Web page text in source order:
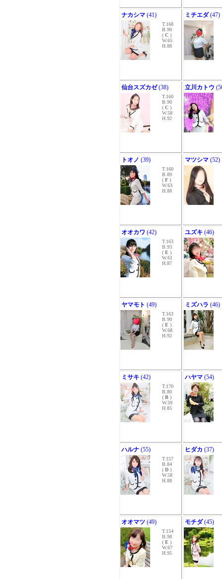
ナカシマ (41)
T.168
B.90
( C )
W.65
H.88
ミチエダ(47)
仙台スズカゼ(38)
T.160
B.90
( C )
W.58
H.92
立川カトウ
トオノ (39)
T.160
B.89
( F )
W.63
H.88
マツシマ (52)
オオカワ (42)
T.163
B.93
( E )
W.61
H.87
ユズキ (46)
ヤマモト (49)
T.163
B.90
( E )
W.68
H.92
ミズハラ (46)
ミサキ (42)
T.170
B.80
( B )
W.59
H.85
ハヤマ (54)
ハルナ (55)
T.157
B.84
( D )
W.58
H.88
ヒダカ (37)
オオマツ (49)
T.154
B.98
( E )
W.67
H.95
モチダ(45)